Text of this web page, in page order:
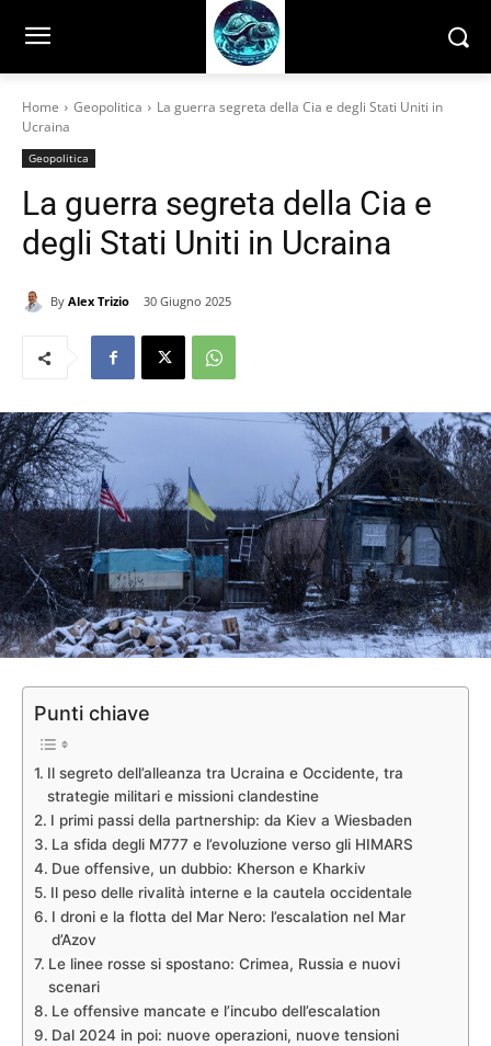
Home Geopolitica
La guerra segreta della Cia e degli Stati Uniti in
Ucraina
Geopolitica
La guerra segreta della Cia e
degli Stati Uniti in Ucraina
By Alex Trizio 30 Giugno 2025
Punti chiave
Il segreto dell’alleanza tra Ucraina e Occidente, tra
strategie militari e missioni clandestine
I primi passi della partnership: da Kiev a Wiesbaden
La sfida degli M777 e l’evoluzione verso gli HIMARS
Due offensive, un dubbio: Kherson e Kharkiv
Il peso delle rivalità interne e la cautela occidentale
I droni e la flotta del Mar Nero: l’escalation nel Mar
d’Azov
Le linee rosse si spostano: Crimea, Russia e nuovi
scenari
Le offensive mancate e l’incubo dell’escalation
Dal 2024 in poi: nuove operazioni, nuove tensioni